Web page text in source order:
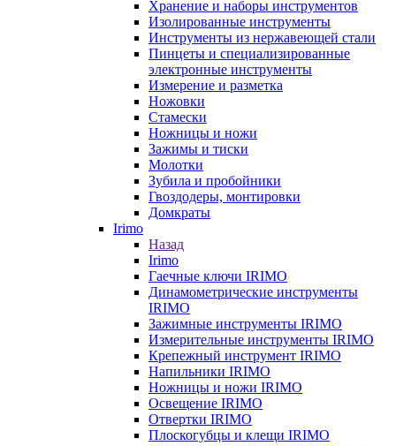
Хранение и наборы инструментов
Изолированные инструменты
Инструменты из нержавеющей стали
Пинцеты и специализированные
электронные инструменты
Измерение и разметка
Ножовки
Стамески
Ножницы и ножи
Зажимы и тиски
Молотки
Зубила и пробойники
Гвоздодеры, монтировки
Домкраты
Irimo
Назад
Irimo
Гаечные ключи IRIMO
Динамометрические инструменты
IRIMO
Зажимные инструменты IRIMO
Измерительные инструменты IRIMO
Крепежный инструмент IRIMO
Напильники IRIMO
Ножницы и ножи IRIMO
Освещение IRIMO
Отвертки IRIMO
Плоскогубцы и клещи IRIMO